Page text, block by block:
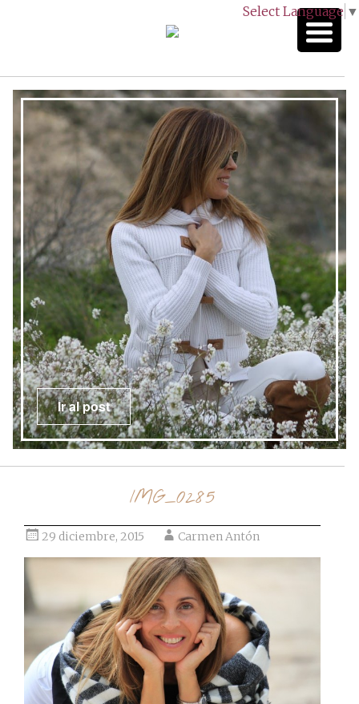
Select Language ▼
Ir al post
IMG_0285
29 diciembre, 2015 Carmen Antón